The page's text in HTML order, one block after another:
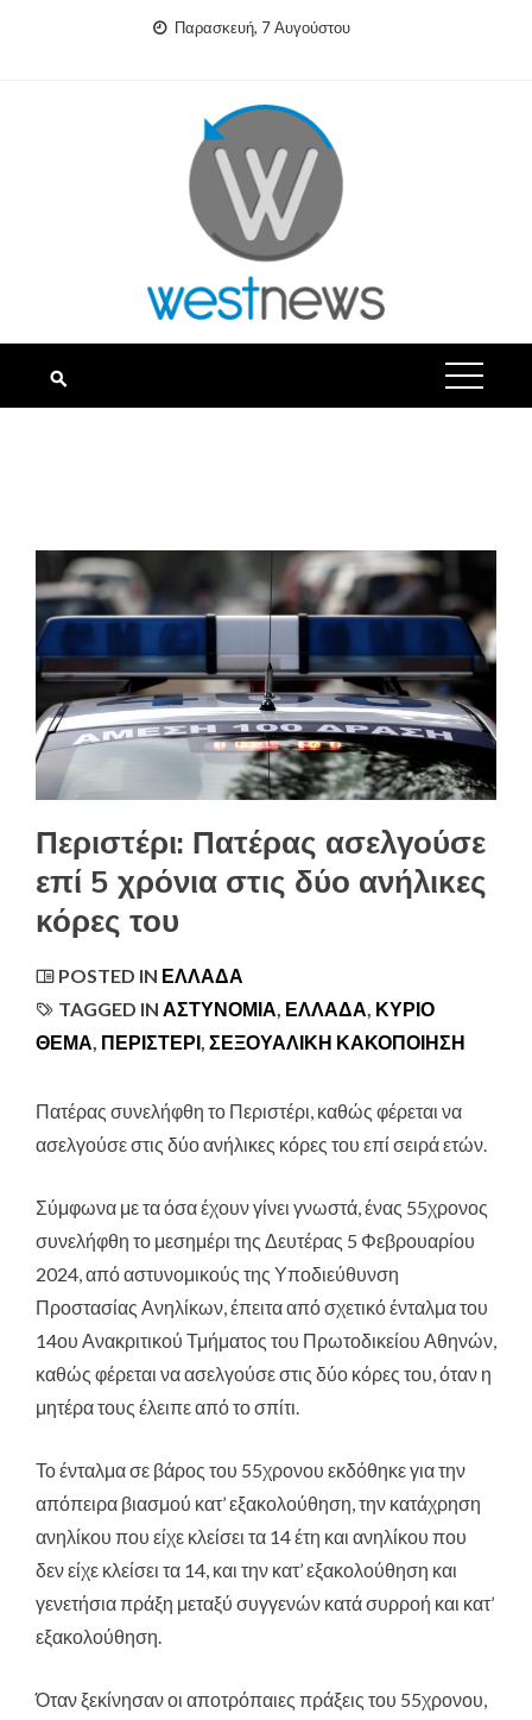
Παρασκευή, 7 Αυγούστου
Περιστέρι: Πατέρας ασελγούσε
επί 5 χρόνια στις δύο ανήλικες
κόρες του
POSTED IN ΕΛΛΆΔΑ
TAGGED IN ΑΣΤΥΝΟΜΊΑ, ΕΛΛΑΔΑ, ΚΥΡΙΟ
ΘΕΜΑ, ΠΕΡΙΣΤΕΡΙ, ΣΕΞΟΥΑΛΙΚΉ ΚΑΚΟΠΟΊΗΣΗ
Πατέρας συνελήφθη το Περιστέρι, καθώς φέρεται να
ασελγούσε στις δύο ανήλικες κόρες του επί σειρά ετών.
Σύμφωνα με τα όσα έχουν γίνει γνωστά, ένας 55χρονος
συνελήφθη το μεσημέρι της Δευτέρας 5 Φεβρουαρίου
2024, από αστυνομικούς της Υποδιεύθυνση
Προστασίας Ανηλίκων, έπειτα από σχετικό ένταλμα του
14ου Ανακριτικού Τμήματος του Πρωτοδικείου Αθηνών,
καθώς φέρεται να ασελγούσε στις δύο κόρες του, όταν η
μητέρα τους έλειπε από το σπίτι.
Το ένταλμα σε βάρος του 55χρονου εκδόθηκε για την
απόπειρα βιασμού κατ’ εξακολούθηση, την κατάχρηση
ανηλίκου που είχε κλείσει τα 14 έτη και ανηλίκου που
δεν είχε κλείσει τα 14, και την κατ’ εξακολούθηση και
γενετήσια πράξη μεταξύ συγγενών κατά συρροή και κατ’
εξακολούθηση.
Όταν ξεκίνησαν οι αποτρόπαιες πράξεις του 55χρονου,